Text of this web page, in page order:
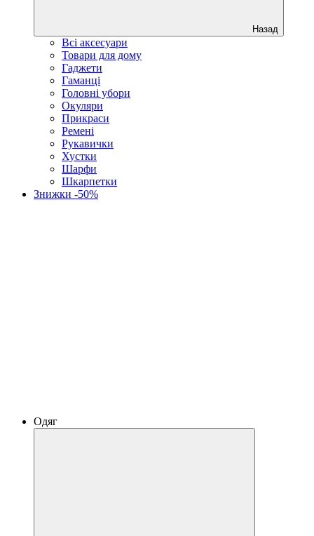
Назад
Всі аксесуари
Товари для дому
Гаджети
Гаманці
Головні убори
Окуляри
Прикраси
Ремені
Рукавички
Хустки
Шарфи
Шкарпетки
Знижки -50%
Одяг